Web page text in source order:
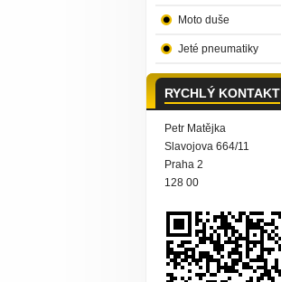
Moto duše
Jeté pneumatiky
RYCHLÝ KONTAKT
Petr Matějka
Slavojova 664/11
Praha 2
128 00